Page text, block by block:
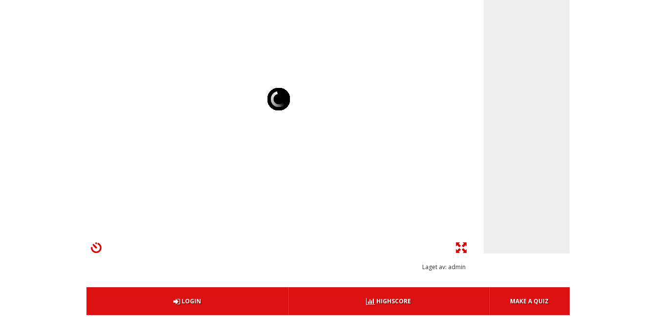
Laget av: admin
LOGIN HIGHSCORE MAKE A QUIZ